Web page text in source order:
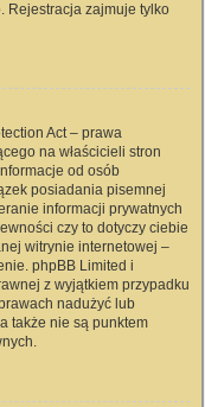
Rejestracja zajmuje tylko
Act – prawa
na właścicieli stron
od osób
posiadania pisemnej
informacji prywatnych
czy to dotyczy ciebie
witrynie internetowej –
phpBB Limited i
z wyjątkiem przypadku
nadużyć lub
także nie są punktem